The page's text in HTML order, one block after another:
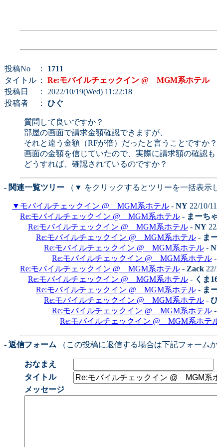
投稿No ： 1711
タイトル ： Re:モバイルチェックイン @ MGM系ホテル
投稿日
： 2022/10/19(Wed) 11:22:18
投稿者
： ひぐ
質問して良いですか？
部屋の画面で請求金額確認できますが、
それと違う金額（RFが倍）だったと言うことですか？
画面の金額を信じていたので、実際に請求額の確認も
どうすれば、確認されているのですか？
- 関連一覧ツリー （▼ をクリックするとツリーを一括表示
▼ モバイルチェックイン @ MGM系ホテル - NY 22/10/
Re:モバイルチェックイン @ MGM系ホテル - まーち
Re:モバイルチェックイン @ MGM系ホテル - NY
Re:モバイルチェックイン @ MGM系ホテル - ま
Re:モバイルチェックイン @ MGM系ホテル -
Re:モバイルチェックイン @ MGM系ホテル -
Re:モバイルチェックイン @ MGM系ホテル - Zack
Re:モバイルチェックイン @ MGM系ホテル - くま
Re:モバイルチェックイン @ MGM系ホテル - ま
Re:モバイルチェックイン @ MGM系ホテル -
Re:モバイルチェックイン @ MGM系ホテル -
Re:モバイルチェックイン @ MGM系ホテ
- 返信フォーム （この投稿に返信する場合は下記フォーム
おなまえ
タイトル
メッセージ